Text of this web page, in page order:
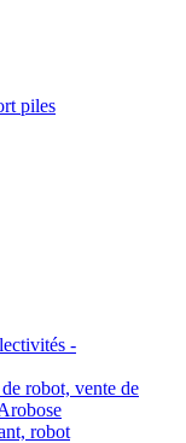
piles
-
robot, vente de
robot